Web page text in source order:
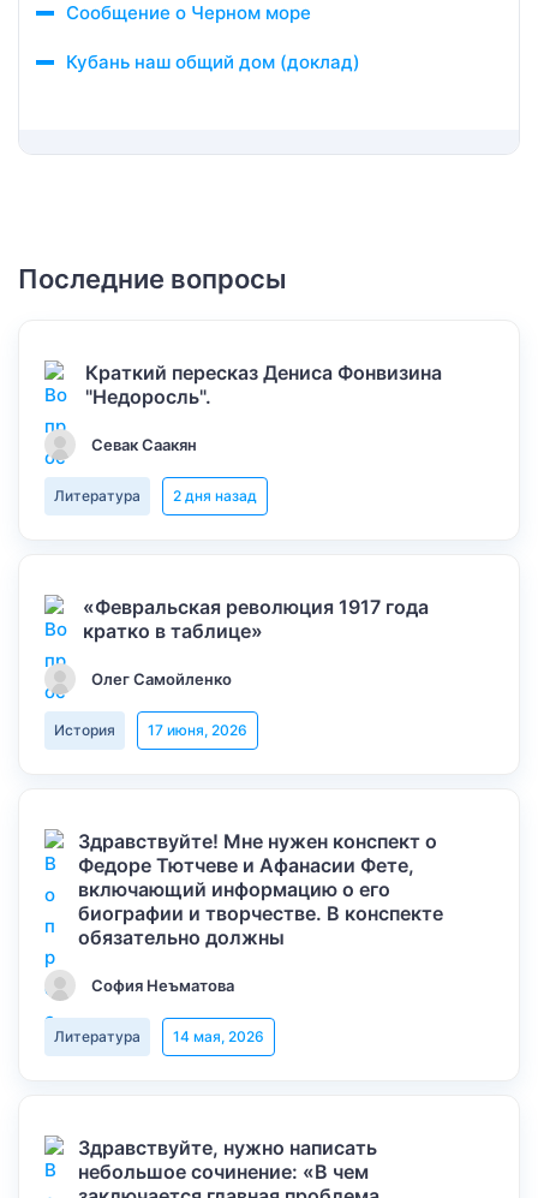
Сообщение о Черном море
Кубань наш общий дом (доклад)
Последние вопросы
Краткий пересказ Дениса Фонвизина
"Недоросль".
Севак Саакян
Литература 2 дня назад
«Февральская революция 1917 года
кратко в таблице»
Олег Самойленко
История 17 июня, 2026
Здравствуйте! Мне нужен конспект о
Федоре Тютчеве и Афанасии Фете,
включающий информацию о его
биографии и творчестве. В конспекте
обязательно должны
София Неъматова
Литература 14 мая, 2026
Здравствуйте, нужно написать
небольшое сочинение: «В чем